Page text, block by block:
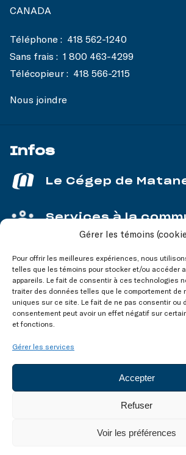
Gérer les témoins
Pour offrir les meilleures expériences, nous
telles que les témoins pour stocker et/ou accéder
appareils. Le fait de consentir à ces technologies
traiter des données telles que le comportement de
uniques sur ce site. Le fait de ne pas consentir ou
consentement peut avoir un effet négatif sur
et fonctions.
Gérer les services
Accepter
Refuser
Voir les préférences
CANADA
Téléphone : 418 562-1240
Sans frais : 1 800 463-4299
Télécopieur : 418 566-2115
Nous joindre
Infos
Le Cégep de
Services à la
Service aux
Nos réseaux
Confidentialité